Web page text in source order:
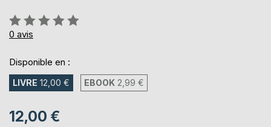
Évaluation:
0%
0 avis
Disponible en :
LIVRE 12,00 € EBOOK 2,99 €
12,00 €